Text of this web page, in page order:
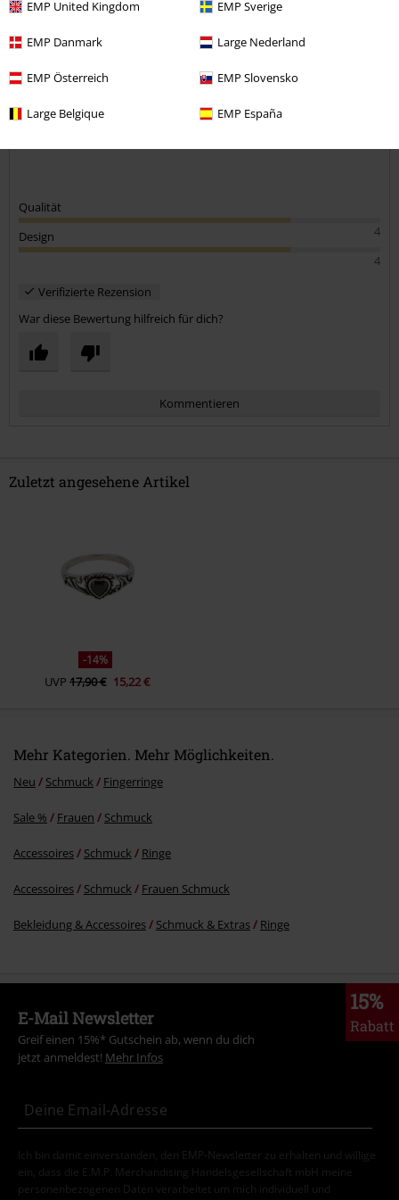
EMP United Kingdom EMP Sverige
EMP Danmark Large Nederland
EMP Österreich EMP Slovensko
Large Belgique EMP España
3 Bewertungen
Geschrieben am: Sonntag, 09.02.2025
Größen stimmen
Qualität
4
Design
4
Verifizierte Rezension
War diese Bewertung hilfreich für dich?
Kommentieren
Kommentar jetzt abschicken!
Zuletzt angesehene Artikel
-14%
UVP 17,90 € 15,22 €
Mehr Kategorien. Mehr Möglichkeiten.
Neu Schmuck Fingerringe
Sale % Frauen Schmuck
Accessoires Schmuck Ringe
Accessoires Schmuck Frauen Schmuck
Bekleidung & Accessoires Schmuck & Extras Ringe
15%
Rabatt
E-Mail Newsletter
Greif einen 15%* Gutschein ab, wenn du dich
jetzt anmeldest! Mehr Infos
Ich bin damit einverstanden, den EMP-Newsletter zu erhalten und willige
ein, dass die E.M.P. Merchandising Handelsgesellschaft mbH meine
personenbezogenen Daten verarbeitet um mich individuell und